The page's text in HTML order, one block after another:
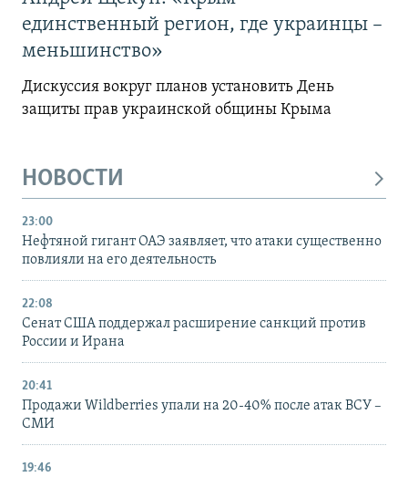
единственный регион, где украинцы –
меньшинство»
Дискуссия вокруг планов установить День
защиты прав украинской общины Крыма
НОВОСТИ
23:00
Нефтяной гигант ОАЭ заявляет, что атаки существенно
повлияли на его деятельность
22:08
Сенат США поддержал расширение санкций против
России и Ирана
20:41
Продажи Wildberries упали на 20-40% после атак ВСУ –
СМИ
19:46